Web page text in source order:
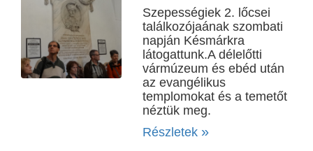
Szepességiek 2. lőcsei
találkozójaának szombati
napján Késmárkra
látogattunk.A délelőtti
vármúzeum és ebéd után
az evangélikus
templomokat és a temetőt
néztük meg.
Részletek »